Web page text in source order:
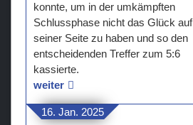
konnte, um in der umkämpften
Schlussphase nicht das Glück auf
seiner Seite zu haben und so den
entscheidenden Treffer zum 5:6
kassierte.
weiter
16. Jan. 2025